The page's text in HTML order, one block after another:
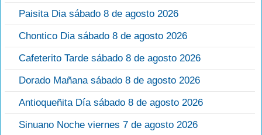
Paisita Dia sábado 8 de agosto 2026
Chontico Dia sábado 8 de agosto 2026
Cafeterito Tarde sábado 8 de agosto 2026
Dorado Mañana sábado 8 de agosto 2026
Antioqueñita Día sábado 8 de agosto 2026
Sinuano Noche viernes 7 de agosto 2026